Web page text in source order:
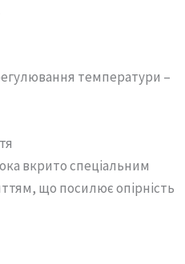
температури –
вкрито спеціальним
що посилює опірність